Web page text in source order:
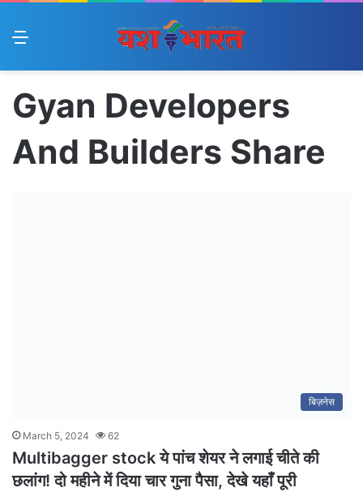
Menu
Gyan Developers
And Builders Share
बिज़नेस
March 5, 2024 62
Multibagger stock ये पांच शेयर ने लगाई चीते की
छलांग! दो महीने में दिया चार गुना पैसा, देखे यहाँ पूरी